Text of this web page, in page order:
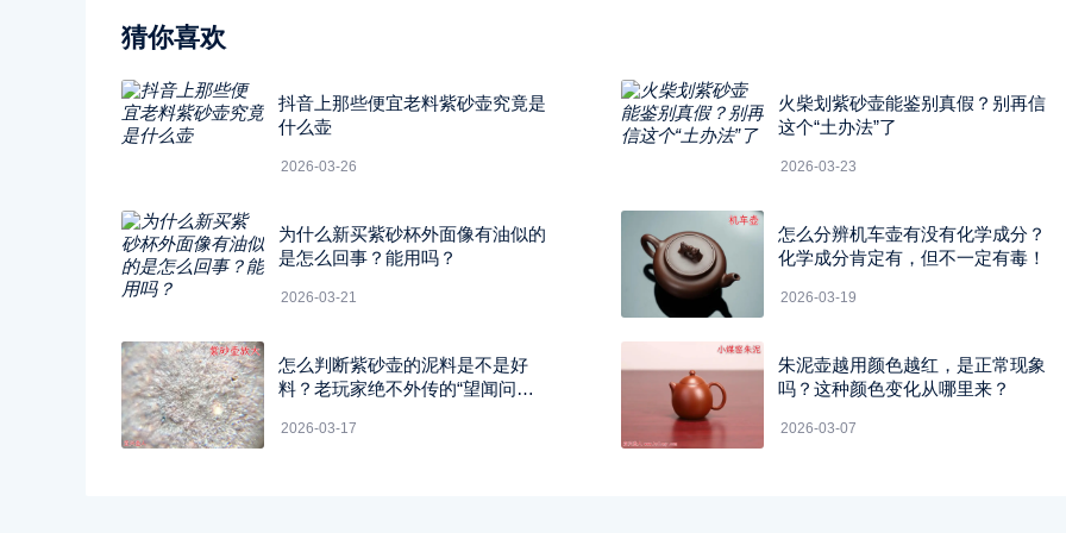
猜你喜欢
抖音上那些便宜老料紫砂壶究竟是
什么壶
2026-03-26
火柴划紫砂壶能鉴别真假？别再信
这个“土办法”了
2026-03-23
为什么新买紫砂杯外面像有油似的
是怎么回事？能用吗？
2026-03-21
怎么分辨机车壶有没有化学成分？
化学成分肯定有，但不一定有毒！
2026-03-19
怎么判断紫砂壶的泥料是不是好
料？老玩家绝不外传的“望闻问
2026-03-17
朱泥壶越用颜色越红，是正常现象
吗？这种颜色变化从哪里来？
2026-03-07